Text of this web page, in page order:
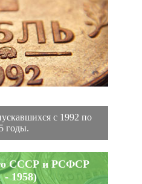
с 1992 по
годы.
СССР и РСФСР
- 1958)